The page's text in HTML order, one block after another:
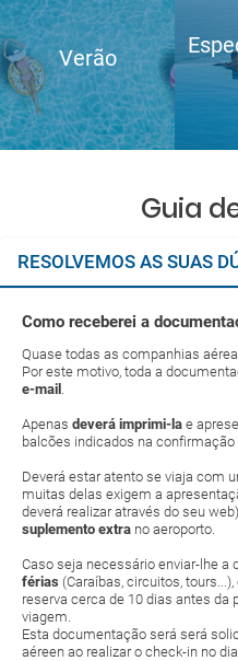
Verão
Guia
RESOLVEMOS AS SUAS
Como receberei a
Quase todas as companhias
Por este motivo, toda a
e-mail .
Apenas deverá imprimi-la e
balcões indicados na confirmação
Deverá estar atento se viaja com
muitas delas exigem a
deverá realizar através do seu
suplemento extra no aeroporto.
Caso seja necessário enviar-lhe a
férias (Caraíbas, circuitos,
reserva cerca de 10 dias antes da
viagem.
Esta documentação será será
aéreen ao realizar o check-in no